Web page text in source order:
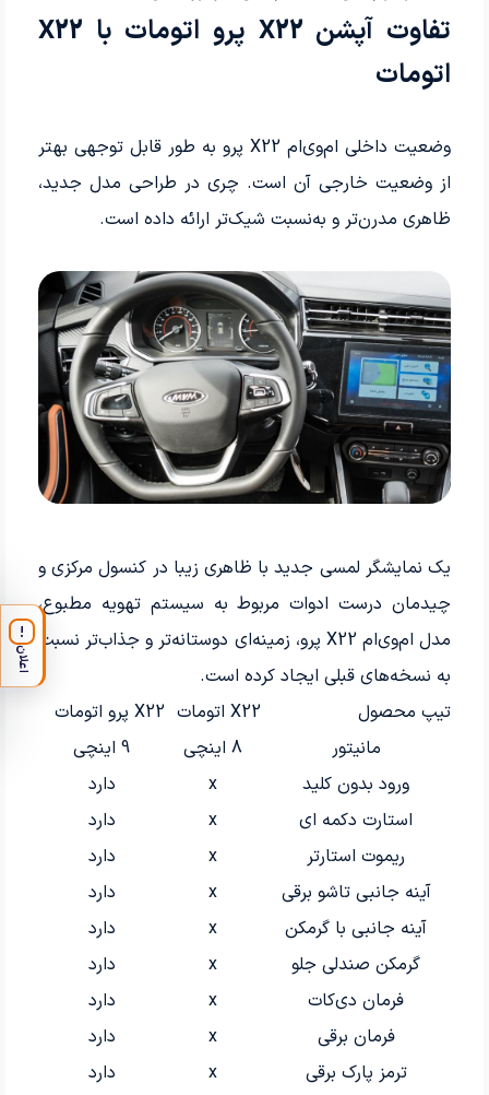
تفاوت آپشن X22 پرو اتومات با X22
اتومات
وضعیت داخلی ام‌وی‌ام X22 پرو به طور قابل توجهی بهتر
از وضعیت خارجی آن است. چری در طراحی مدل جدید،
ظاهری مدرن‌تر و به‌نسبت شیک‌تر ارائه داده است.
یک نمایشگر لمسی جدید با ظاهری زیبا در کنسول مرکزی و
چیدمان درست ادوات مربوط به سیستم تهویه مطبوع،
مدل ام‌وی‌ام X22 پرو، زمینه‌ای دوستانه‌تر و جذاب‌تر نسبت
به نسخه‌های قبلی ایجاد کرده است.
تیپ محصول X22 اتومات
X22 پرو اتومات
مانیتور
8 اینچی
9 اینچی
ورود بدون کلید
x
دارد
استارت دکمه ای
x
دارد
ریموت استارتر
x
دارد
آینه جانبی تاشو برقی
x
دارد
آینه جانبی با گرمکن
x
دارد
گرمکن صندلی‌ جلو
x
دارد
فرمان دی‌کات
x
دارد
فرمان برقی
x
دارد
ترمز پارک برقی
x
دارد
!
اعلان